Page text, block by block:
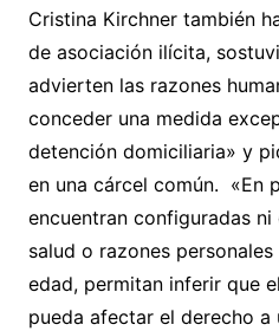
Cristina Kirchner también
de asociación ilícita,
advierten las razones
conceder una medida
detención domiciliaria» y
en una cárcel común. «En
encuentran configuradas
salud o razones
edad, permitan inferir que
pueda afectar el derecho